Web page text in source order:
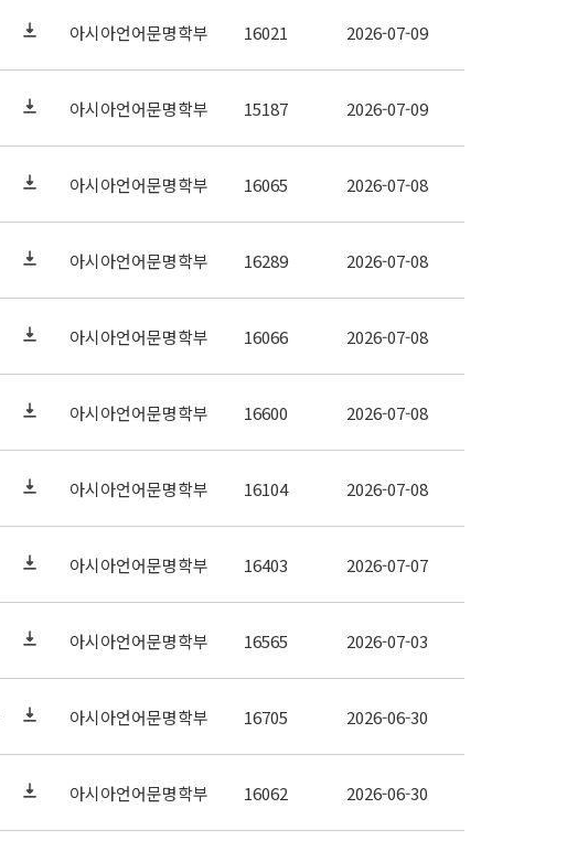
아시아언어문명학부 16021 2026-07-09
아시아언어문명학부 15187 2026-07-09
아시아언어문명학부 16065 2026-07-08
아시아언어문명학부 16289 2026-07-08
아시아언어문명학부 16066 2026-07-08
아시아언어문명학부 16600 2026-07-08
아시아언어문명학부 16104 2026-07-08
아시아언어문명학부 16403 2026-07-07
아시아언어문명학부 16565 2026-07-03
아시아언어문명학부 16705 2026-06-30
아시아언어문명학부 16062 2026-06-30